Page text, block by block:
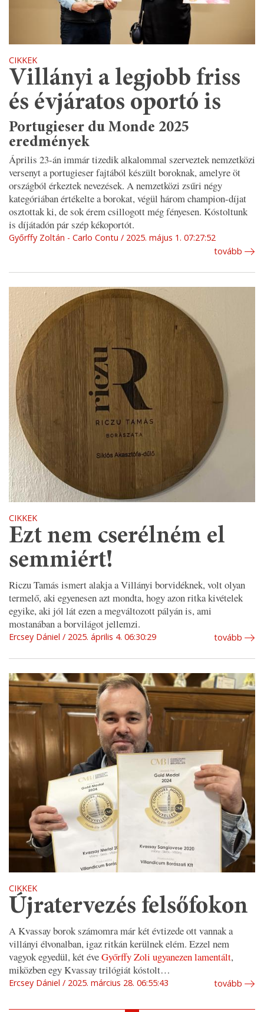
CIKKEK
Villányi a legjobb friss
és évjáratos oportó is
Portugieser du Monde 2025
eredmények
Április 23-án immár tizedik alkalommal szerveztek nemzetközi
versenyt a portugieser fajtából készült boroknak, amelyre öt
országból érkeztek nevezések. A nemzetközi zsűri négy
kategóriában értékelte a borokat, végül három champion-díjat
osztottak ki, de sok érem csillogott még fényesen. Kóstoltunk
is díjátadón pár szép kékoportót.
Győrffy Zoltán - Carlo Contu
2025. május 1. 07:27:52
tovább
CIKKEK
Ezt nem cserélném el
semmiért!
Riczu Tamás ismert alakja a Villányi borvidéknek, volt olyan
termelő, aki egyenesen azt mondta, hogy azon ritka kivételek
egyike, aki jól lát ezen a megváltozott pályán is, ami
mostanában a borvilágot jellemzi.
Ercsey Dániel 2025. április 4. 06:30:29 tovább
CIKKEK
Újratervezés felsőfokon
A Kvassay borok számomra már két évtizede ott vannak a
villányi élvonalban, igaz ritkán kerülnek elém. Ezzel nem
vagyok egyedül, két éveGyőrffy Zoli ugyanezen lamentált,
miközben egy Kvassay trilógiát kóstolt…
Ercsey Dániel 2025. március 28. 06:55:43 tovább